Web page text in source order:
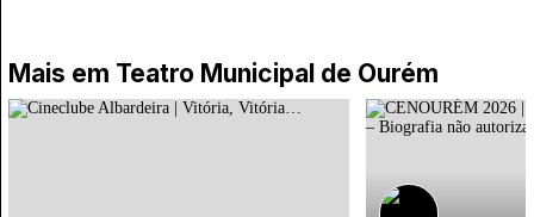
Auditório de 441 lugares, uma sala de trabalho adequada
para a realização de ensaios, aulas e ações de formação
ou cowork e um Bar/Cafetaria.
Mais em Teatro Municipal de Ourém